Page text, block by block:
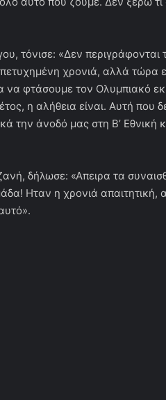
τόνισε: «Δεν περιγράφονται
πετυχημένη χρονιά, αλλά τώρα
φτάσουμε τον Ολυμπιακό
η αλήθεια είναι. Αυτή που
την άνοδό μας στη Β’ Εθνική
δήλωσε: «Απειρα τα
Ηταν η χρονιά